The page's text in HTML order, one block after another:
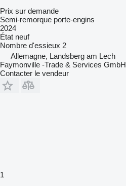
Prix sur demande
Semi-remorque porte-engins
2024
État neuf
Nombre d'essieux 2
Allemagne, Landsberg am Lech
Faymonville -Trade & Services GmbH
Contacter le vendeur
1